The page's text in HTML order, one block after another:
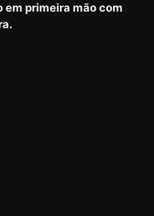
em primeira mão com